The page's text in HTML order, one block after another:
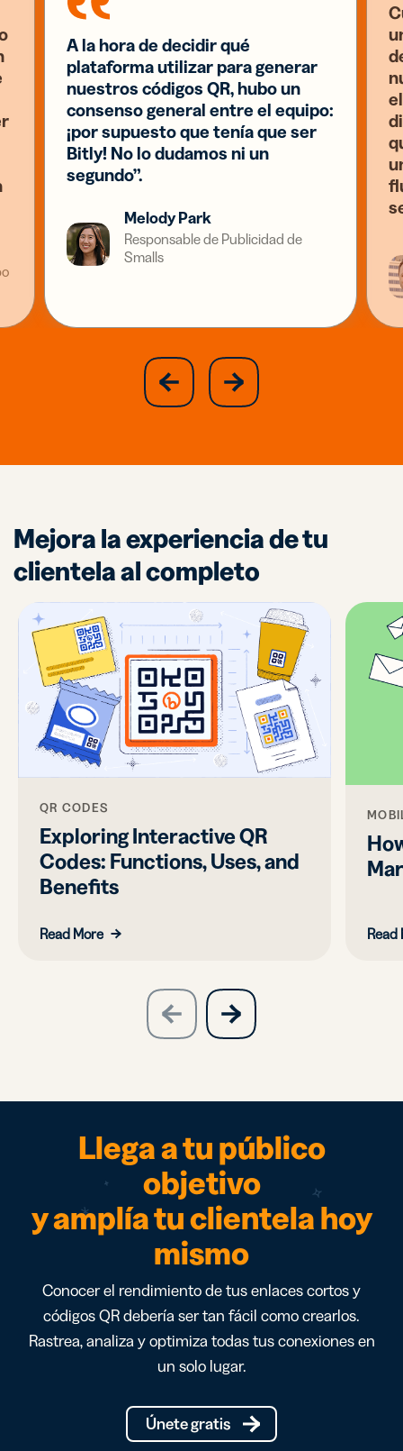
A la hora de decidir qué
plataforma utilizar para generar
nuestros códigos QR, hubo un
consenso general entre el equipo:
¡por supuesto que tenía que ser
Bitly! No lo dudamos ni un
segundo”.
Melody Park
Responsable de Publicidad de
Smalls
previous
slide
next
slide
Mejora la experiencia de tu
clientela al completo
QR CODES
Exploring Interactive QR
Codes: Functions, Uses, and
Benefits
Read More Read
previous
slide
next
slide
Llega a tu público
objetivo
y amplía tu clientela hoy
mismo
Conocer el rendimiento de tus enlaces cortos y
códigos QR debería ser tan fácil como crearlos.
Rastrea, analiza y optimiza todas tus conexiones en
un solo lugar.
Únete gratis